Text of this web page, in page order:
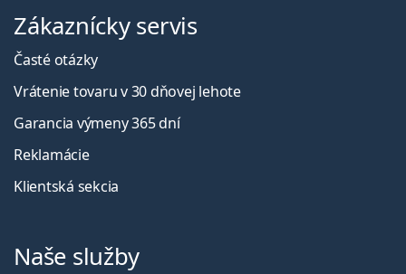
Zákaznícky servis
Časté otázky
Vrátenie tovaru v 30 dňovej lehote
Garancia výmeny 365 dní
Reklamácie
Klientská sekcia
Naše služby